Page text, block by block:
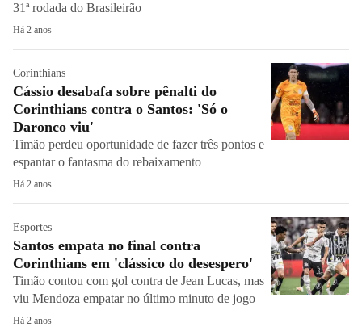
31ª rodada do Brasileirão
Há 2 anos
Corinthians
Cássio desabafa sobre pênalti do
Corinthians contra o Santos: 'Só o
Daronco viu'
Timão perdeu oportunidade de fazer três pontos e
espantar o fantasma do rebaixamento
Há 2 anos
Esportes
Santos empata no final contra
Corinthians em 'clássico do desespero'
Timão contou com gol contra de Jean Lucas, mas
viu Mendoza empatar no último minuto de jogo
Há 2 anos